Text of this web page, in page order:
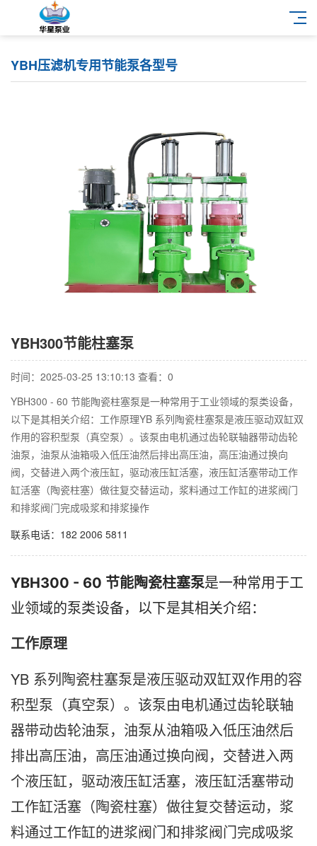
YBH压滤机专用节能泵各型号
YBH300节能柱塞泵
时间：2025-03-25 13:10:13 查看： 0
YBH300 - 60 节能陶瓷柱塞泵是一种常用于工业领域的泵类设备，
以下是其相关介绍：工作原理YB 系列陶瓷柱塞泵是液压驱动双缸双
作用的容积型泵（真空泵）。该泵由电机通过齿轮联轴器带动齿轮
油泵，油泵从油箱吸入低压油然后排出高压油，高压油通过换向
阀，交替进入两个液压缸，驱动液压缸活塞，液压缸活塞带动工作
缸活塞（陶瓷柱塞）做往复交替运动，浆料通过工作缸的进浆阀门
和排浆阀门完成吸浆和排浆操作
联系电话：182 2006 5811
YBH300 - 60 节能陶瓷柱塞泵是一种常用于工
业领域的泵类设备，以下是其相关介绍：
工作原理
YB 系列陶瓷柱塞泵是液压驱动双缸双作用的容
积型泵（真空泵）。该泵由电机通过齿轮联轴
器带动齿轮油泵，油泵从油箱吸入低压油然后
排出高压油，高压油通过换向阀，交替进入两
个液压缸，驱动液压缸活塞，液压缸活塞带动
工作缸活塞（陶瓷柱塞）做往复交替运动，浆
料通过工作缸的进浆阀门和排浆阀门完成吸浆